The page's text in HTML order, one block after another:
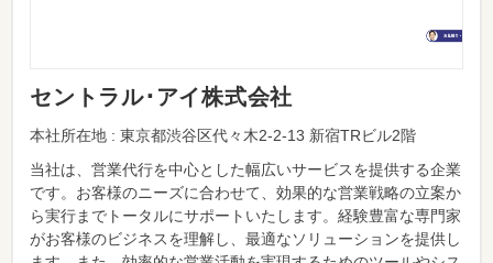
セントラル･アイ株式会社
本社所在地 : 東京都渋谷区代々木2-2-13 新宿TRビル2階
当社は、営業代行を中心とした幅広いサービスを提供する企業
です。お客様のニーズに合わせて、効果的な営業戦略の立案か
ら実行までトータルにサポートいたします。経験豊富な専門家
がお客様のビジネスを理解し、最適なソリューションを提供し